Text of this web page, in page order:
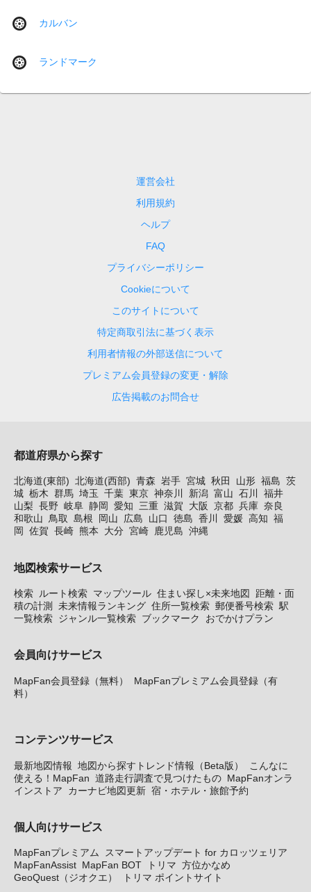
カルバン
ランドマーク
運営会社
利用規約
ヘルプ
FAQ
プライバシーポリシー
Cookieについて
このサイトについて
特定商取引法に基づく表示
利用者情報の外部送信について
プレミアム会員登録の変更・解除
広告掲載のお問合せ
都道府県から探す
北海道(東部) 北海道(西部) 青森 岩手 宮城 秋田 山形 福島 茨
城 栃木 群馬 埼玉 千葉 東京 神奈川 新潟 富山 石川
福井
山梨 長野 岐阜 静岡 愛知 三重 滋賀 大阪 京都 兵庫 奈良
和歌山 鳥取 島根 岡山 広島 山口 徳島 香川 愛媛 高知 福
岡
佐賀 長崎 熊本 大分 宮崎 鹿児島 沖縄
地図検索サービス
検索 ルート検索 マップツール 住まい探し×未来地図
距離・面
積の計測
未来情報ランキング 住所一覧検索 郵便番号検索 駅
一覧検索 ジャンル一覧検索 ブックマーク おでかけプラン
会員向けサービス
MapFan会員登録（無料）
MapFanプレミアム会員登録（有
料）
コンテンツサービス
最新地図情報 地図から探すトレンド情報（Beta版）
こんなに
使える！MapFan 道路走行調査で見つけたもの MapFanオンラ
インストア
カーナビ地図更新 宿・ホテル・旅館予約
個人向けサービス
MapFanプレミアム
スマートアップデート for カロッツェリア
MapFanAssist MapFan BOT トリマ 方位かなめ
GeoQuest（ジオクエ）
トリマ ポイントサイト